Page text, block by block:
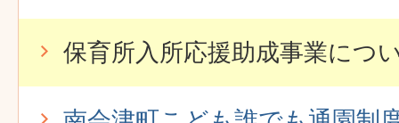
保育所入所応援助成事業につ